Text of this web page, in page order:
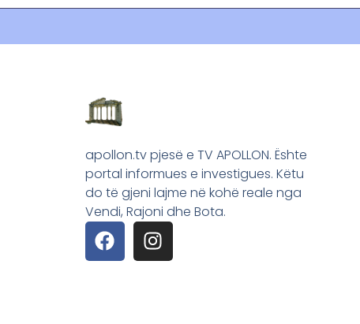
apollon.tv pjesë e TV APOLLON. Ështe
portal informues e investigues. Këtu
do të gjeni lajme në kohë reale nga
Vendi, Rajoni dhe Bota.